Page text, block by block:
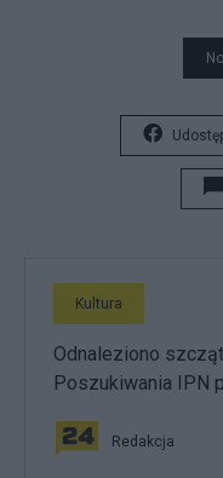
Kultura
Odnaleziono
Poszukiwania IPN
Redakcja